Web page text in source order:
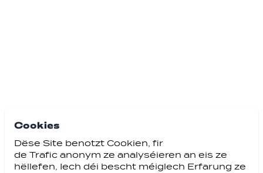
Cookies
Dëse Site benotzt Cookien, fir
de Trafic anonym ze analyséieren an eis ze
hëllefen, Iech déi bescht méiglech Erfarung ze